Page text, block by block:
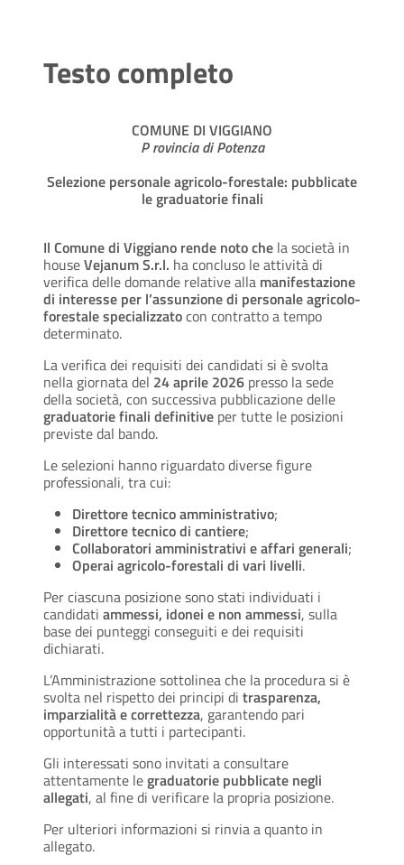
Testo completo
COMUNE DI VIGGIANO
P rovincia di Potenza
Selezione personale agricolo-forestale: pubblicate
le graduatorie finali
Il Comune di Viggiano rende noto che la società in
houseVejanum S.r.l. ha concluso le attività di
verifica delle domande relative alla manifestazione
di interesse per l’assunzione di personale agricolo-
forestale specializzatocon contratto a tempo
determinato.
La verifica dei requisiti dei candidati si è svolta
nella giornata del 24 aprile 2026 presso la sede
della società, con successiva pubblicazione delle
graduatorie finali definitive per tutte le posizioni
previste dal bando.
Le selezioni hanno riguardato diverse figure
professionali, tra cui:
Direttore tecnico amministrativo;
Direttore tecnico di cantiere;
Collaboratori amministrativi e affari generali;
Operai agricolo-forestali di vari livelli.
Per ciascuna posizione sono stati individuati i
candidati ammessi, idonei e non ammessi, sulla
base dei punteggi conseguiti e dei requisiti
dichiarati.
L’Amministrazione sottolinea che la procedura si è
svolta nel rispetto dei principi di trasparenza,
imparzialità e correttezza, garantendo pari
opportunità a tutti i partecipanti.
Gli interessati sono invitati a consultare
attentamente legraduatorie pubblicate negli
allegati, al fine di verificare la propria posizione.
Per ulteriori informazioni si rinvia a quanto in
allegato.